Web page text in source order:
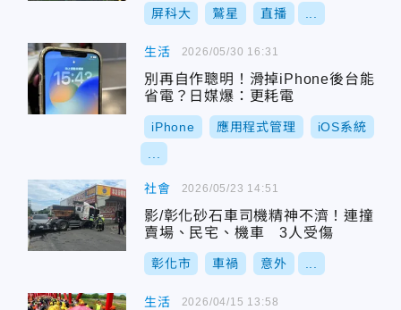
屏科大 鷲星 直播
生活
別再自作聰明！滑掉iPhone後台能
省電？日媒爆：更耗電
iPhone 應用程式管理 iOS系統
2026/05/30 16:31
社會
影/彰化砂石車司機精神不濟！連撞
賣場、民宅、機車 3人受傷
彰化市 車禍 意外
2026/05/23 14:51
生活 2026/04/15 13:58